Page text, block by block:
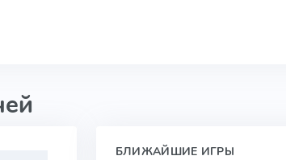
БЛИЖАЙШИЕ ИГРЫ